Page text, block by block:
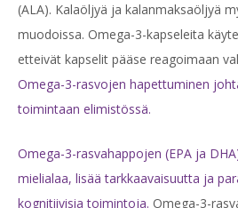
(ALA). Kalaöljyä ja kalanmaksaöljyä
muodoissa. Omega-3-kapseleita
etteivät kapselit pääse reagoimaan
Omega-3-rasvojen hapettuminen
toimintaan elimistössä.
Omega-3-rasvahappojen (EPA ja
mielialaa, lisää tarkkaavaisuutta ja
kognitiivisia toimintoja. Omega-3-